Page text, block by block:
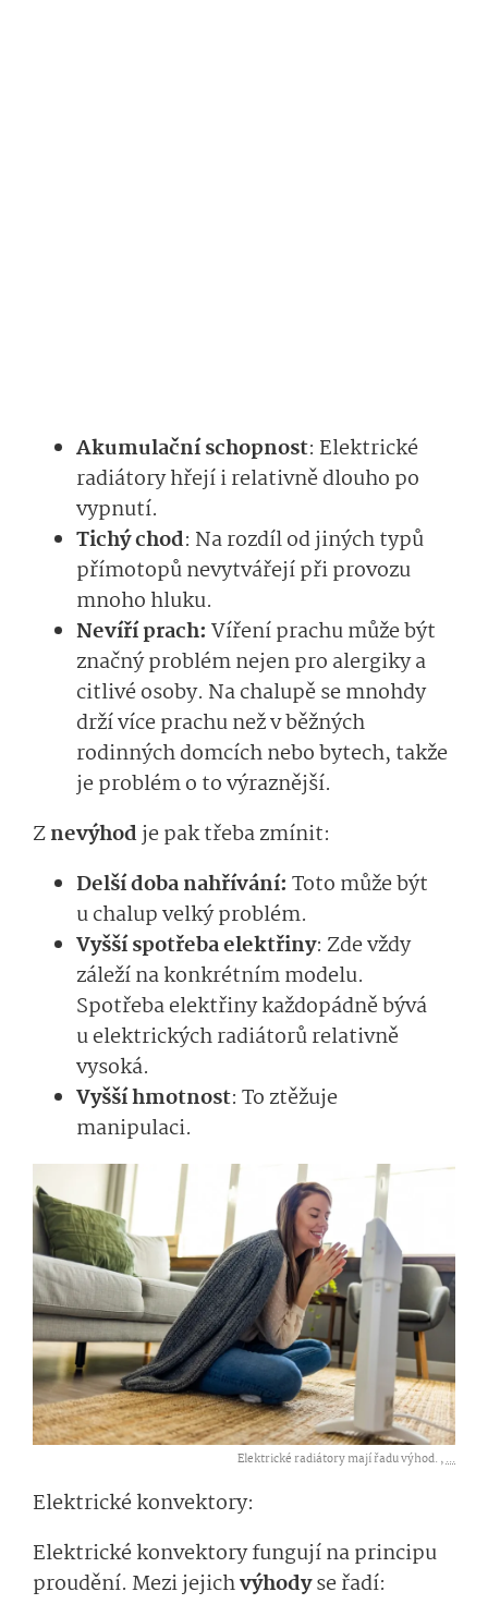
Akumulační schopnost: Elektrické
radiátory hřejí i relativně dlouho po
vypnutí.
Tichý chod: Na rozdíl od jiných typů
přímotopů nevytvářejí při provozu
mnoho hluku.
Nevíří prach: Víření prachu může být
značný problém nejen pro alergiky a
citlivé osoby. Na chalupě se mnohdy
drží více prachu než v běžných
rodinných domcích nebo bytech, takže
je problém o to výraznější.
Znevýhod je pak třeba zmínit:
Delší doba nahřívání: Toto může být
u chalup velký problém.
Vyšší spotřeba elektřiny: Zde vždy
záleží na konkrétním modelu.
Spotřeba elektřiny každopádně bývá
u elektrických radiátorů relativně
vysoká.
Vyšší hmotnost: To ztěžuje
manipulaci.
Elektrické radiátory mají řadu výhod. ,...
Elektrické konvektory:
Elektrické konvektory fungují na principu
proudění. Mezi jejichvýhodyse řadí: